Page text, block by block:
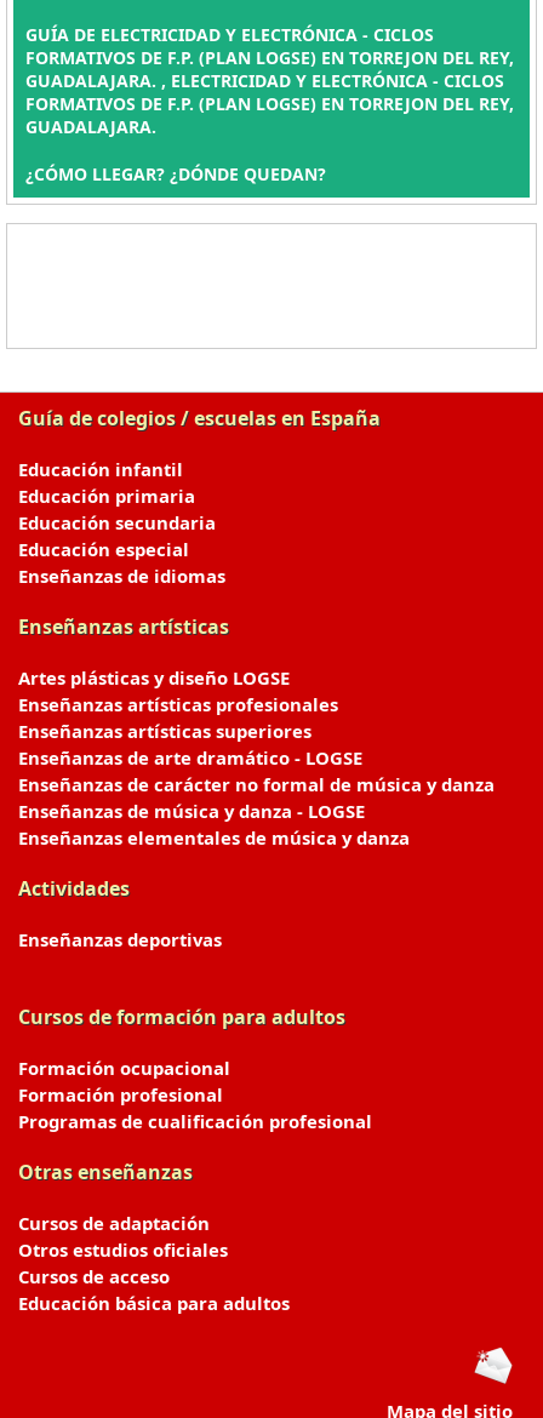
GUÍA DE ELECTRICIDAD Y ELECTRÓNICA - CICLOS
FORMATIVOS DE F.P. (PLAN LOGSE) EN TORREJON DEL REY,
GUADALAJARA. , ELECTRICIDAD Y ELECTRÓNICA - CICLOS
FORMATIVOS DE F.P. (PLAN LOGSE) EN TORREJON DEL REY,
GUADALAJARA.
¿CÓMO LLEGAR? ¿DÓNDE QUEDAN?
Guía de colegios / escuelas en España
Educación infantil
Educación primaria
Educación secundaria
Educación especial
Enseñanzas de idiomas
Enseñanzas artísticas
Artes plásticas y diseño LOGSE
Enseñanzas artísticas profesionales
Enseñanzas artísticas superiores
Enseñanzas de arte dramático - LOGSE
Enseñanzas de carácter no formal de música y danza
Enseñanzas de música y danza - LOGSE
Enseñanzas elementales de música y danza
Actividades
Enseñanzas deportivas
Cursos de formación para adultos
Formación ocupacional
Formación profesional
Programas de cualificación profesional
Otras enseñanzas
Cursos de adaptación
Otros estudios oficiales
Cursos de acceso
Educación básica para adultos
Mapa del sitio